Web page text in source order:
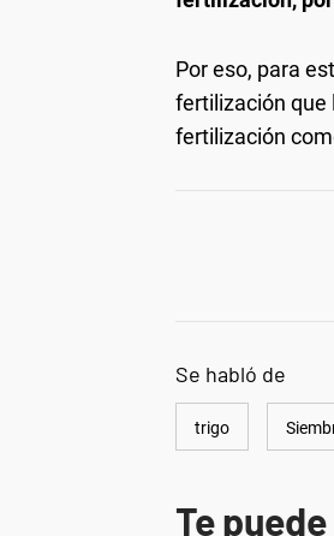
Por eso, para
fertilización que
fertilización
Se habló de
trigo
Te